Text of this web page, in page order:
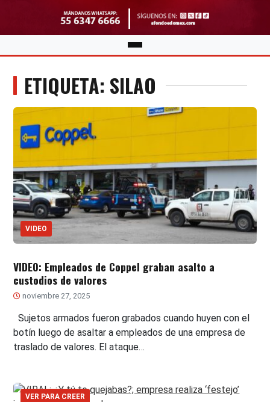
ETIQUETA: SILAO
VIDEO
VIDEO: Empleados de Coppel graban asalto a
custodios de valores
noviembre 27, 2025
Sujetos armados fueron grabados cuando huyen con el
botín luego de asaltar a empleados de una empresa de
traslado de valores. El ataque…
VER PARA CREER